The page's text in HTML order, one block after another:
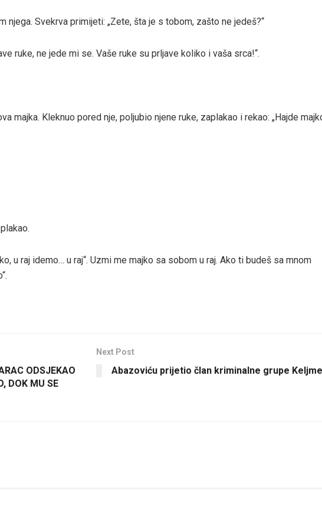
Svekrva primijeti: „Zete, šta je s tobom, zašto ne jedeš?“
ruke, ne jede mi se. Vaše ruke su prljave koliko i vaša srca!“.
majka. Kleknuo pored nje, poljubio njene ruke, zaplakao i rekao: „Hajde
u raj idemo… u raj“. Uzmi me majko sa sobom u raj. Ako ti budeš sa mnom
ODSJEKAO
DOK MU SE
Next Post
Abazoviću prijetio član kriminalne grupe